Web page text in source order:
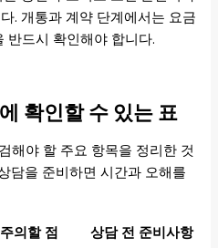
. 개통과 계약 단계에서는 요금
반드시 확인해야 합니다.
확인할 수 있는 표
해야 할 주요 항목을 정리한 것
담을 준비하면 시간과 오해를
주의할 점 상담 전 준비사항